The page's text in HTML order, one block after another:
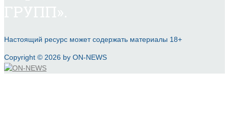
Настоящий ресурс может содержать материалы 18+
Copyright © 2026 by ON-NEWS